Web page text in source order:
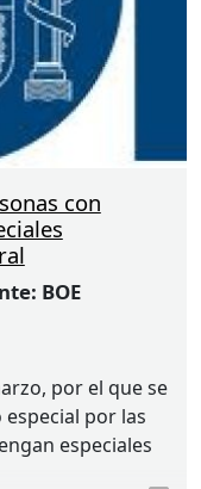
presidenta
apoyo del
y el
todo el mundo.
Europea
en la lucha
con
BOE
por el que se
por las
especiales